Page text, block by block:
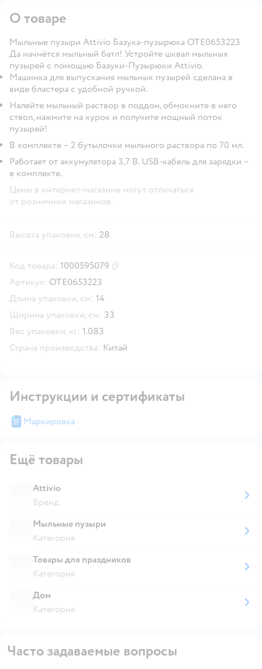
О товаре
Мыльные пузыри Attivio Базука-пузырюка OTE0653223
Да начнётся мыльный батл! Устройте шквал мыльных
пузырей с помощью Базуки-Пузырюки Attivio.
Машинка для выпускания мыльных пузырей сделана в
виде бластера с удобной ручкой.
Налейте мыльный раствор в поддон, обмокните в него
ствол, нажмите на курок и получите мощный поток
пузырей!
В комплекте – 2 бутылочки мыльного раствора по 70 мл.
Работает от аккумулятора 3,7 В. USB-кабель для зарядки –
в комплекте.
Цены в интернет-магазине могут отличаться
от розничных магазинов.
Высота упаковки, см: 28
Код товара: 1000595079
Артикул: OTE0653223
Длина упаковки, см: 14
Ширина упаковки, см: 33
Вес упаковки, кг: 1.083
Страна производства: Китай
Инструкции и сертификаты
Маркировка
Ещё товары
Attivio
Бренд
Мыльные пузыри
Категория
Товары для праздников
Категория
Дом
Категория
Часто задаваемые вопросы